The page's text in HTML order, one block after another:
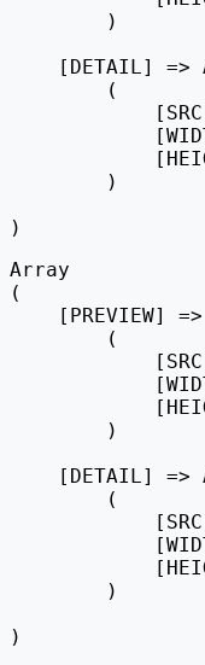
        )
[DETAIL] =>
        (
        )
Array
(
[PREVIEW]
        (
        )
[DETAIL] =>
        (
        )